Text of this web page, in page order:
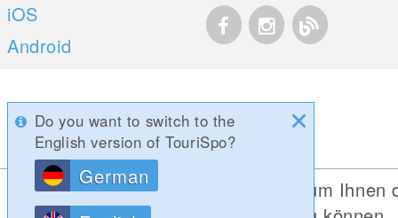
iOS
Android
Do you want to switch to the
English version of TouriSpo?
German
Diese Website verwendet Cookies, um Ihnen